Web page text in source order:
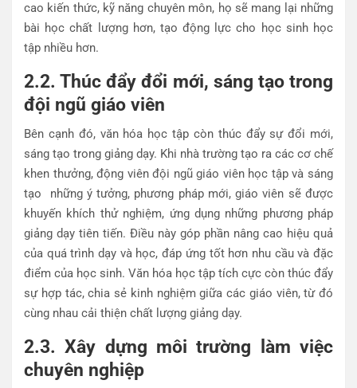
cao kiến thức, kỹ năng chuyên môn, họ sẽ mang lại những
bài học chất lượng hơn, tạo động lực cho học sinh học
tập nhiều hơn.
2.2. Thúc đẩy đổi mới, sáng tạo trong
đội ngũ giáo viên
Bên cạnh đó, văn hóa học tập còn thúc đẩy sự đổi mới,
sáng tạo trong giảng dạy. Khi nhà trường tạo ra các cơ chế
khen thưởng, động viên đội ngũ giáo viên học tập và sáng
tạo những ý tưởng, phương pháp mới, giáo viên sẽ được
khuyến khích thử nghiệm, ứng dụng những phương pháp
giảng dạy tiên tiến. Điều này góp phần nâng cao hiệu quả
của quá trình dạy và học, đáp ứng tốt hơn nhu cầu và đặc
điểm của học sinh. Văn hóa học tập tích cực còn thúc đẩy
sự hợp tác, chia sẻ kinh nghiệm giữa các giáo viên, từ đó
cùng nhau cải thiện chất lượng giảng dạy.
2.3. Xây dựng môi trường làm việc
chuyên nghiệp